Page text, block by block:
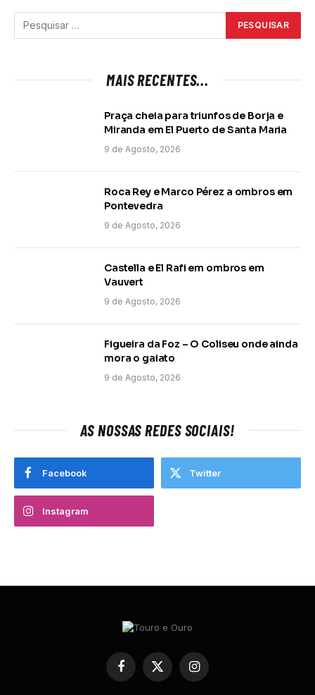
MAIS RECENTES...
Praça cheia para triunfos de Borja e
Miranda em El Puerto de Santa Maria
9 de Agosto, 2026
Roca Rey e Marco Pérez a ombros em
Pontevedra
9 de Agosto, 2026
Castella e El Rafi em ombros em
Vauvert
9 de Agosto, 2026
Figueira da Foz – O Coliseu onde ainda
mora o gaiato
9 de Agosto, 2026
AS NOSSAS REDES SOCIAIS!
Facebook Twitter
Instagram
Facebook
X
(Twitter)
Instagram